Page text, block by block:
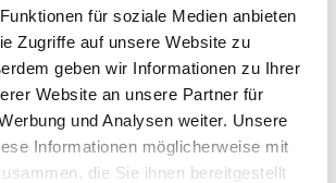
für soziale Medien anbieten
Zugriffe auf unsere Website zu
geben wir Informationen zu Ihrer
Website an unsere Partner für
und Analysen weiter. Unsere
Informationen möglicherweise mit
die Sie ihnen bereitgestellt
könnte Sie auch
interessieren